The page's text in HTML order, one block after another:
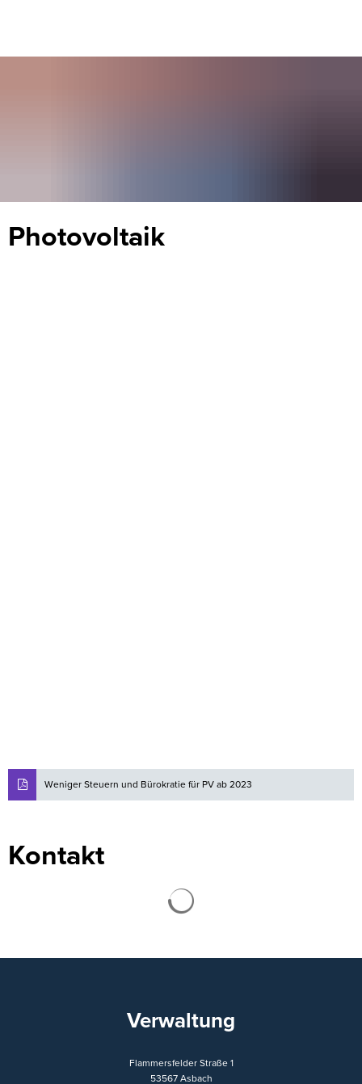
Photovoltaik
Photovoltaik
Weniger Steuern und Bürokratie für PV ab 2023
Kontakt
Verwaltung
Flammersfelder Straße 1
53567 Asbach